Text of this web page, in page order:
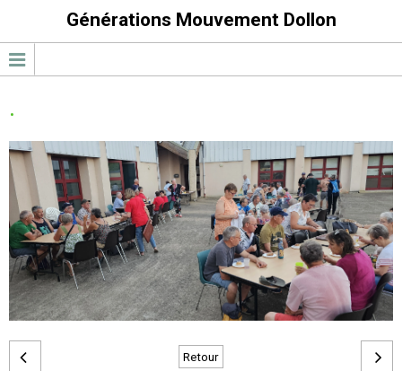
Générations Mouvement Dollon
.
Retour